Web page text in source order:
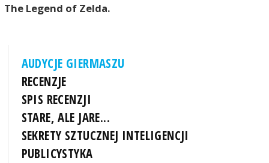
The Legend of Zelda.
AUDYCJE GIERMASZU
RECENZJE
SPIS RECENZJI
STARE, ALE JARE...
SEKRETY SZTUCZNEJ INTELIGENCJI
PUBLICYSTYKA